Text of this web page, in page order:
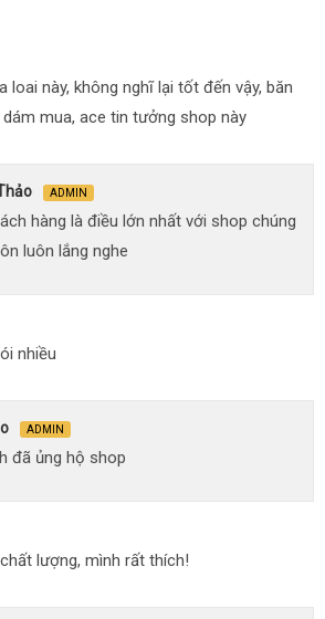
loai này, không nghĩ lại tốt đến vậy, băn
mua, ace tin tưởng shop này
ADMIN
hàng là điều lớn nhất với shop chúng
luôn lắng nghe
nhiều
ADMIN
đã ủng hộ shop
lượng, mình rất thích!